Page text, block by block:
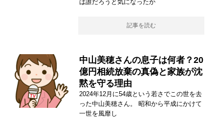
は誰だろうと気になったか
記事を読む
中山美穂さんの息子は何者？20
億円相続放棄の真偽と家族が沈
黙を守る理由
2024年12月に54歳という若さでこの世を去
った中山美穂さん。 昭和から平成にかけて
一世を風靡し